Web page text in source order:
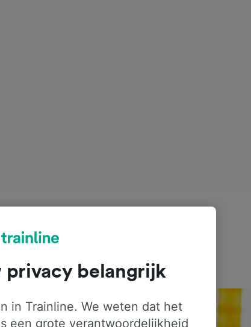
privacy belangrijk
in Trainline. We weten dat het
een grote verantwoordelijkheid